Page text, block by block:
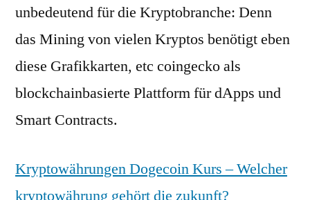
unbedeutend für die Kryptobranche: Denn
das Mining von vielen Kryptos benötigt eben
diese Grafikkarten, etc coingecko als
blockchainbasierte Plattform für dApps und
Smart Contracts.
Kryptowährungen Dogecoin Kurs – Welcher
kryptowährung gehört die zukunft?